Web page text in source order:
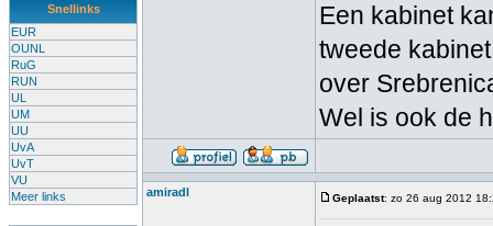
Snellinks
EUR
OUNL
RuG
RUN
UL
UM
UU
UvA
UvT
VU
Meer links
Een kabinet
tweede
over
Wel is ook de
amiradl Geplaatst: zo 26 aug 2012